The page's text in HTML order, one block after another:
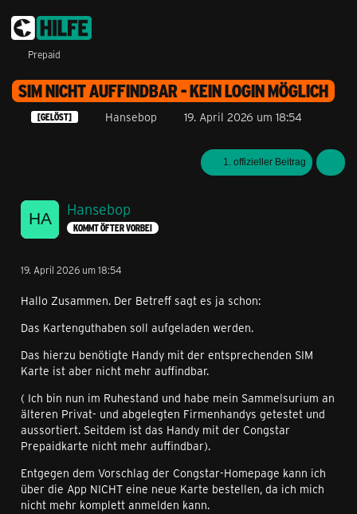
Prepaid
SIM NICHT AUFFINDBAR - KEIN LOGIN MÖGLICH
[GELÖST] Hansebop 19. April 2026 um 18:54
1. offizieller Beitrag
Hansebop
KOMMT ÖFTER VORBEI
19. April 2026 um 18:54
Hallo Zusammen. Der Betreff sagt es ja schon:
Das Kartenguthaben soll aufgeladen werden.
Das hierzu benötigte Handy mit der entsprechenden SIM
Karte ist aber nicht mehr auffindbar.
( Ich bin nun im Ruhestand und habe mein Sammelsurium an
älteren Privat- und abgelegten Firmenhandys getestet und
aussortiert. Seitdem ist das Handy mit der Congstar
Prepaidkarte nicht mehr auffindbar).
Entgegen dem Vorschlag der Congstar-Homepage kann ich
über die App NICHT eine neue Karte bestellen, da ich mich
nicht mehr komplett anmelden kann.